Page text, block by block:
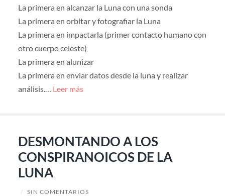
La primera en alcanzar la Luna con una sonda
La primera en orbitar y fotografiar la Luna
La primera en impactarla (primer contacto humano con
otro cuerpo celeste)
La primera en alunizar
La primera en enviar datos desde la luna y realizar
análisis.… Leer más
DESMONTANDO A LOS
CONSPIRANOICOS DE LA
LUNA
/ SIN COMENTARIOS